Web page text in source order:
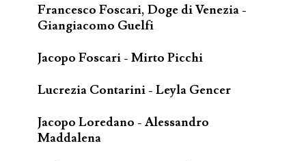
Francesco Foscari, Doge di Venezia -
Giangiacomo Guelfi
Jacopo Foscari - Mirto Picchi
Lucrezia Contarini - Leyla Gencer
Jacopo Loredano - Alessandro
Maddalena